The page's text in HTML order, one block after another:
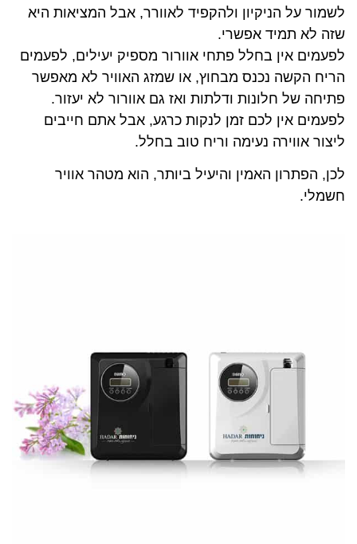
לשמור על הניקיון ולהקפיד לאוורר, אבל המציאות היא
שזה לא תמיד אפשרי.
לפעמים אין בחלל פתחי אוורור מספיק יעילים, לפעמים
הריח הקשה נכנס מבחוץ, או שמזג האוויר לא מאפשר
פתיחה של חלונות ודלתות ואז גם אוורור לא יעזור.
לפעמים אין לכם זמן לנקות כרגע, אבל אתם חייבים
ליצור אווירה נעימה וריח טוב בחלל.
לכן, הפתרון האמין והיעיל ביותר, הוא מטהר אוויר
חשמלי.